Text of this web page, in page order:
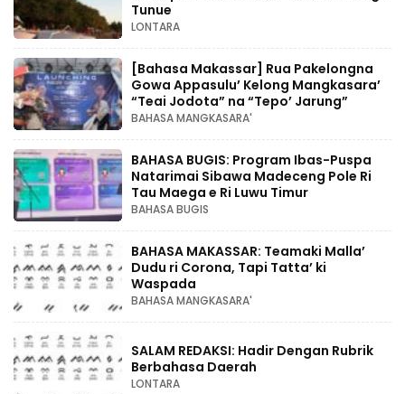
Tunue
LONTARA
[Bahasa Makassar] Rua Pakelongna
Gowa Appasulu’ Kelong Mangkasara’
“Teai Jodota” na “Tepo’ Jarung”
BAHASA MANGKASARA'
BAHASA BUGIS: Program Ibas-Puspa
Natarimai Sibawa Madeceng Pole Ri
Tau Maega e Ri Luwu Timur
BAHASA BUGIS
BAHASA MAKASSAR: Teamaki Malla’
Dudu ri Corona, Tapi Tatta’ ki
Waspada
BAHASA MANGKASARA'
SALAM REDAKSI: Hadir Dengan Rubrik
Berbahasa Daerah
LONTARA